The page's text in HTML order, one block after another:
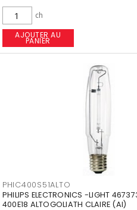
ch
AJOUTER AU
PANIER
PHIC400S51ALTO
PHILIPS ELECTRONICS -LIGHT
400E18 ALTOGOLIATH CLAIRE (AI)